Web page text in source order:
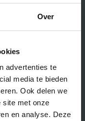
Over
advertenties te
media te bieden
Ook delen we
site met onze
en analyse. Deze